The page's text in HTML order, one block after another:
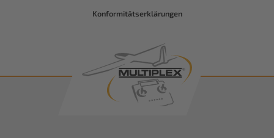
Konformitätserklärungen